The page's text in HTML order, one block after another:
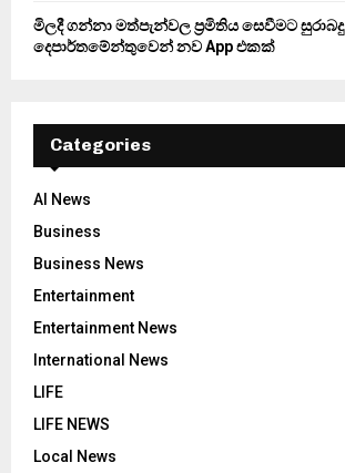
මිලදී ගන්නා මත්පැන්වල ප්‍රමිතිය සෙවීමට සුරාබදු
දෙපාර්තමේන්තුවෙන් නව App එකක්
Categories
AI News
Business
Business News
Entertainment
Entertainment News
International News
LIFE
LIFE NEWS
Local News